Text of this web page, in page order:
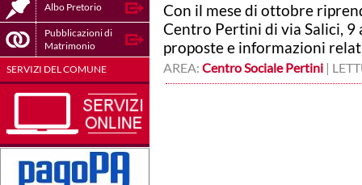
Albo Pretorio
Pubblicazioni di
Matrimonio
SERVIZI DEL COMUNE
Con il mese di ottobre
Centro Pertini di via Salici, 9
proposte e informazioni
AREA: Centro Sociale Pertini |